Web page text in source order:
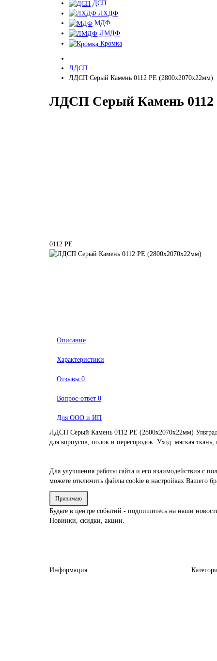
ДСП
ЛХДФ
МДФ
ЛМДФ
Кромка
ЛДСП
ЛДСП Серый Камень 0112 PE (2800х2070х22мм)
ЛДСП Серый Камень 0112
0112 PE
Описание
Характеристики
Отзывы 0
Вопрос-ответ 0
Для ООО и ИП
ЛДСП Серый Камень 0112 PE (2800х2070х22мм)
для корпусов, полок и перегородок. Уход: мягкая ткань,
Для улучшения работы сайта и его взаимодействия с
можете отключить файлы cookie в настройках Вашего
Принимаю
Будьте в центре событий - подпишитесь на наши
Новинки, скидки, акции.
Информация